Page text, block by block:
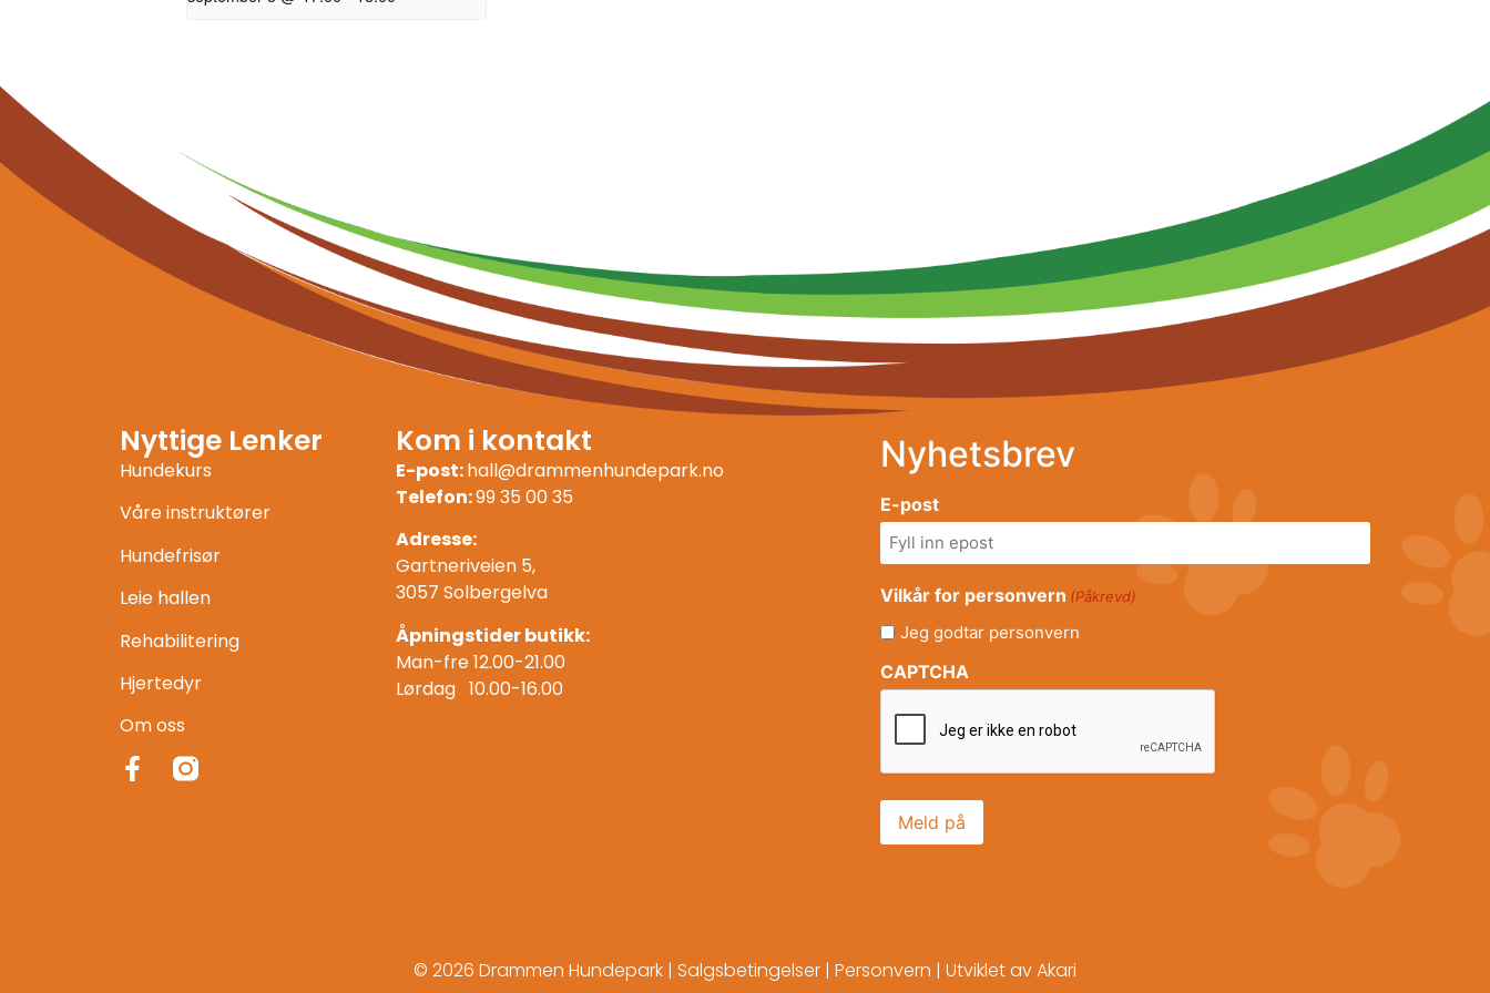
Nyttige Lenker
Hundekurs
Våre instruktører
Hundefrisør
Leie hallen
Rehabilitering
Hjertedyr
Om oss
Kom i kontakt
E-post:hall@drammenhundepark.no
Telefon:99 35 00 35
Adresse:
Gartneriveien 5,
3057 Solbergelva
Åpningstider butikk:
Man-fre 12.00-21.00
Lørdag 10.00-16.00
Nyhetsbrev
E-post
Vilkår for personvern (Påkrevd)
Jeg godtar personvern
CAPTCHA
© 2026 Drammen Hundepark | Salgsbetingelser | Personvern | Utviklet avAkari